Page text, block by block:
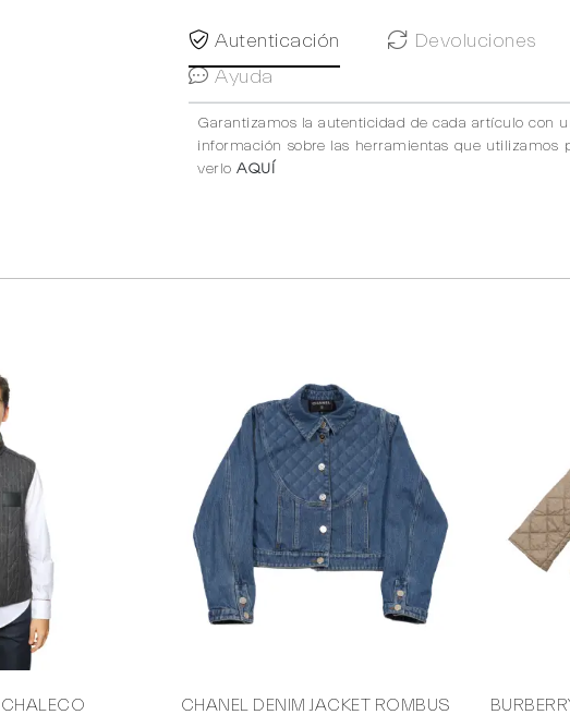
Autenticación Devoluciones
Ayuda
Garantizamos la autenticidad de cada artículo con
información sobre las herramientas que utilizamos
verlo AQUÍ
CHANEL DENIM JACKET ROMBUS